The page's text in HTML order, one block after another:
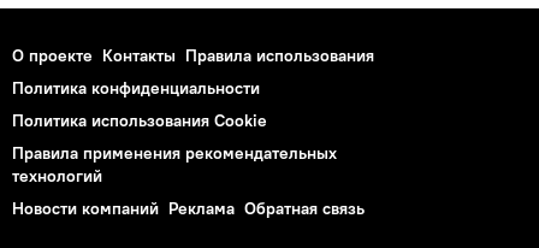
О проекте Контакты Правила использования
Политика конфиденциальности
Политика использования Cookie
Правила применения рекомендательных
технологий
Новости компаний Реклама Обратная связь